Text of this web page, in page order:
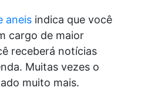
aneis indica que você
cargo de maior
receberá notícias
Muitas vezes o
muito mais.